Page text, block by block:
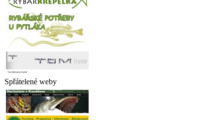
Spřátelené weby